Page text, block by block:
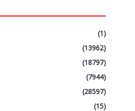
(1)
(13962)
(18797)
(7944)
(28597)
(15)